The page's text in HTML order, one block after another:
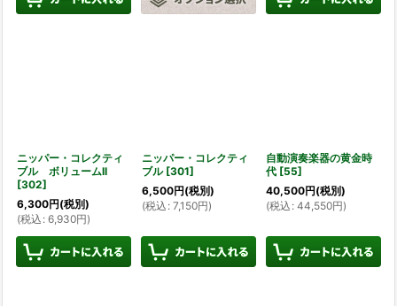
ニッパー・コレクティ
ブル ボリュームII
[302]
6,300円(税別)
(税込 : 6,930円)
ニッパー・コレクティ
ブル [301]
6,500円(税別)
(税込 : 7,150円)
自動演奏楽器の黄金時
代 [55]
40,500円(税別)
(税込 : 44,550円)